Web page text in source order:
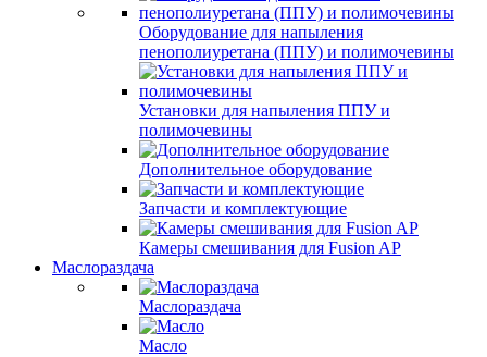
Оборудование для напыления
пенополиуретана (ППУ) и полимочевины
Установки для напыления ППУ и
полимочевины
Дополнительное оборудование
Запчасти и комплектующие
Камеры смешивания для Fusion AP
Маслораздача
Маслораздача
Масло